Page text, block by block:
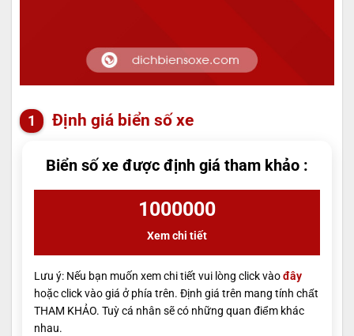
Định giá biển số xe
Biển số xe được định giá tham khảo :
1000000
Xem chi tiết
Lưu ý: Nếu bạn muốn xem chi tiết vui lòng click vàođây
hoặc click vào giá ở phía trên. Định giá trên mang tính chất
THAM KHẢO. Tuỳ cá nhân sẽ có những quan điểm khác
nhau.